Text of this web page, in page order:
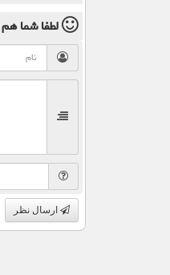
لطفا شما هم
ارسال نظر